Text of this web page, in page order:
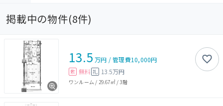
掲載中の物件(8件)
13.5 万円 /管理費10,000円
敷 無料 礼 13.5万円
ワンルーム / 29.67㎡/3階